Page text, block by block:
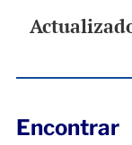
Encontrar